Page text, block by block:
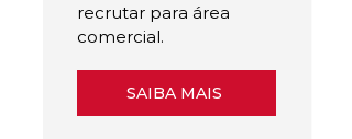
recrutar para área
comercial.
SAIBA MAIS